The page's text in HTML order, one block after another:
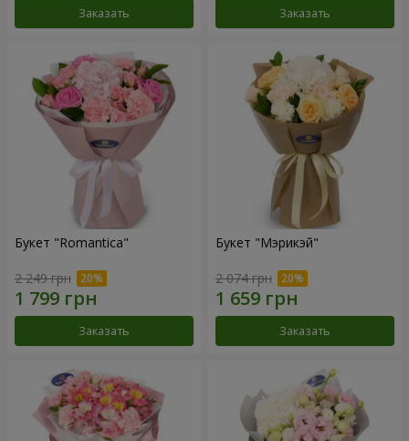
Заказать Заказать
Букет "Romantica"
2 249 грн
Заказать
Букет "Мэрикэй"
2 074 грн
Заказать